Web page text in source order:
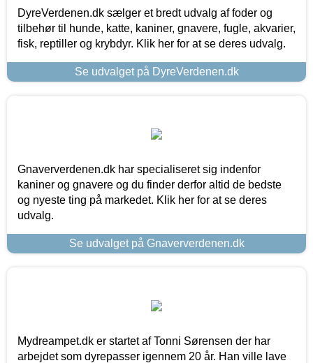
DyreVerdenen.dk sælger et bredt udvalg af foder og
tilbehør til hunde, katte, kaniner, gnavere, fugle, akvarier,
fisk, reptiller og krybdyr. Klik her for at se deres udvalg.
Se udvalget på DyreVerdenen.dk
Gnaververdenen.dk har specialiseret sig indenfor
kaniner og gnavere og du finder derfor altid de bedste
og nyeste ting på markedet. Klik her for at se deres
udvalg.
Se udvalget på Gnaververdenen.dk
Mydreampet.dk er startet af Tonni Sørensen der har
arbejdet som dyrepasser igennem 20 år. Han ville lave